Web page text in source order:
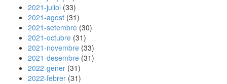
2021-juliol (33)
2021-agost (31)
2021-setembre (30)
2021-octubre (31)
2021-novembre (33)
2021-desembre (31)
2022-gener (31)
2022-febrer (31)